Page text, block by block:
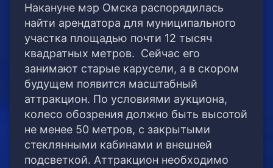
Накануне мэр Омска распорядилась
найти арендатора для муниципального
участка площадью почти 12 тысяч
квадратных метров. Сейчас его
занимают старые карусели, а в скором
будущем появится масштабный
аттракцион. По условиями аукциона,
колесо обозрения должно быть высотой
не менее 50 метров, с закрытыми
стеклянными кабинами и внешней
подсветкой. Аттракцион необходимо